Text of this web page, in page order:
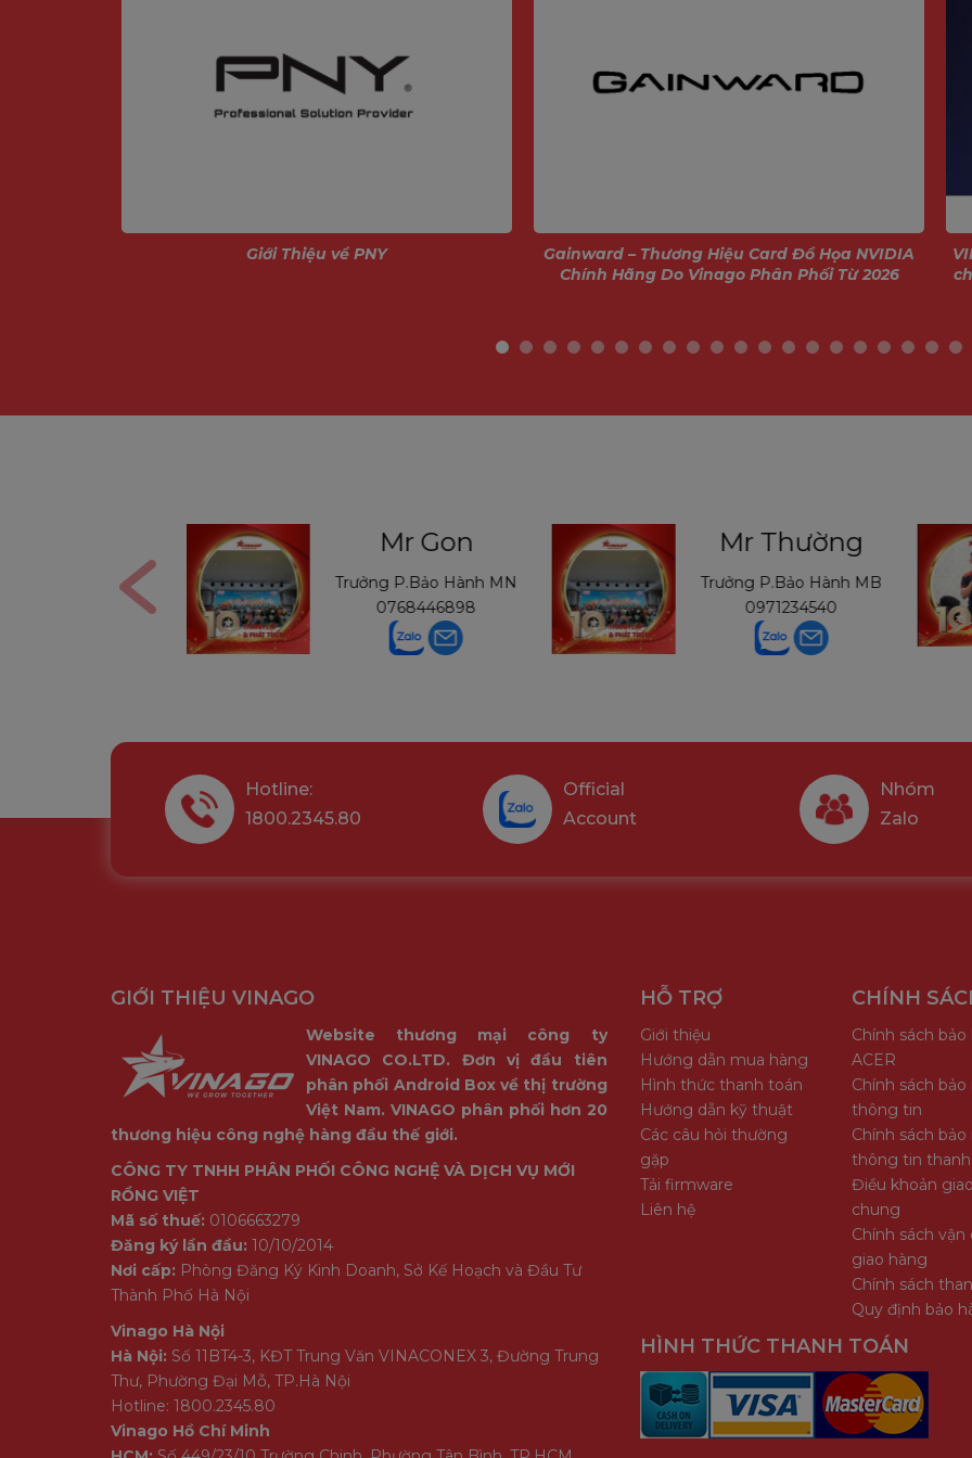
Giới Thiệu về PNY
Gainward – Thương Hiệu Card Đồ Họa NVIDIA
Chính Hãng Do Vinago Phân Phối Từ 2026
Mr Gon
Trưởng P.Bảo Hành MN
0768446898
Mr Thường
Trưởng P.Bảo Hành MB
0971234540
Hotline:
1800.2345.80
Official
Account
Nhóm
Zalo
GIỚI THIỆU VINAGO
Website thương mại công ty
VINAGO CO.LTD. Đơn vị đầu tiên
phân phối Android Box về thị trường
Việt Nam. VINAGO phân phối hơn 20
thương hiệu công nghệ hàng đầu thế giới.
CÔNG TY TNHH PHÂN PHỐI CÔNG NGHỆ VÀ DỊCH VỤ MỚI
RỒNG VIỆT
Mã số thuế: 0106663279
Đăng ký lần đầu: 10/10/2014
Nơi cấp: Phòng Đăng Ký Kinh Doanh, Sở Kế Hoạch và Đầu Tư
Thành Phố Hà Nội
Vinago Hà Nội
Hà Nội: Số 11BT4-3, KĐT Trung Văn VINACONEX 3, Đường Trung
Thư, Phường Đại Mỗ, TP.Hà Nội
Hotline: 1800.2345.80
Vinago Hồ Chí Minh
HỖ TRỢ
Giới thiệu
Hướng dẫn mua hàng
Hình thức thanh toán
Hướng dẫn kỹ thuật
Các câu hỏi thường
gặp
Tải firmware
Liên hệ
CHÍNH
Chính sách bảo
ACER
Chính sách
thông tin
Chính sách
thông tin
Điều khoản
chung
Chính sách vận
giao hàng
Chính sách
Quy định bảo
HÌNH THỨC THANH TOÁN